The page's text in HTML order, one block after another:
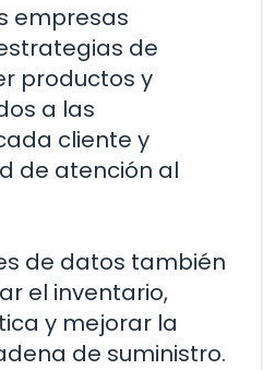
empresas
de
productos y
a las
cliente y
de atención al
de datos también
el inventario,
y mejorar la
de suministro.